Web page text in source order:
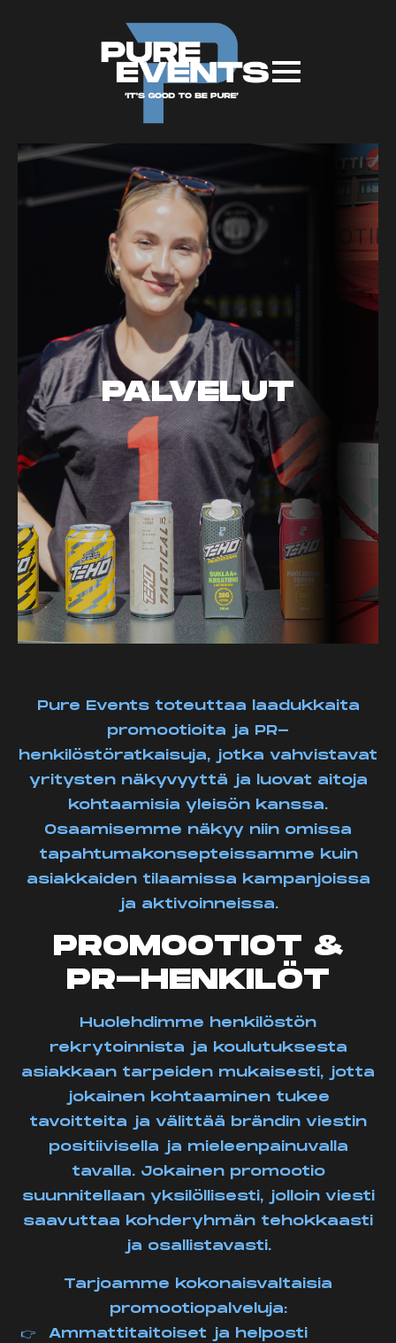
PALVELUT
Pure Events toteuttaa laadukkaita
promootioita ja PR-
henkilöstöratkaisuja, jotka vahvistavat
yritysten näkyvyyttä ja luovat aitoja
kohtaamisia yleisön kanssa.
Osaamisemme näkyy niin omissa
tapahtumakonsepteissamme kuin
asiakkaiden tilaamissa kampanjoissa
ja aktivoinneissa.
PROMOOTIOT &
PR-HENKILÖT
Huolehdimme henkilöstön
rekrytoinnista ja koulutuksesta
asiakkaan tarpeiden mukaisesti, jotta
jokainen kohtaaminen tukee
tavoitteita ja välittää brändin viestin
positiivisella ja mieleenpainuvalla
tavalla. Jokainen promootio
suunnitellaan yksilöllisesti, jolloin viesti
saavuttaa kohderyhmän tehokkaasti
ja osallistavasti.
Tarjoamme kokonaisvaltaisia
promootiopalveluja:
Ammattitaitoiset ja helposti